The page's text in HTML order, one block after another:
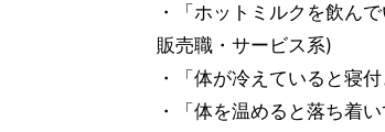
・「ホットミルクを飲ん
販売職・サービス系)
・「体が冷えていると寝
・「体を温めると落ち着